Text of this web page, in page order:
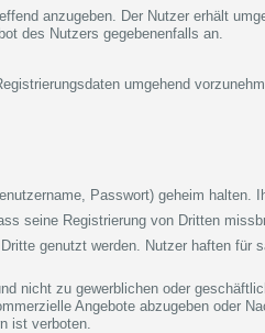
anzugeben. Der Nutzer erhält
des Nutzers gegebenenfalls an.
umgehend
Passwort) geheim
seine Registrierung von Dritten
genutzt werden. Nutzer haften
nicht zu gewerblichen oder
Angebote abzugeben oder
ist verboten.